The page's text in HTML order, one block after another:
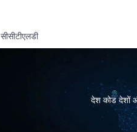
सीसीटीएलडी
देश कोड देशों